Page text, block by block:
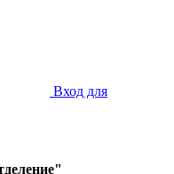
Вход для